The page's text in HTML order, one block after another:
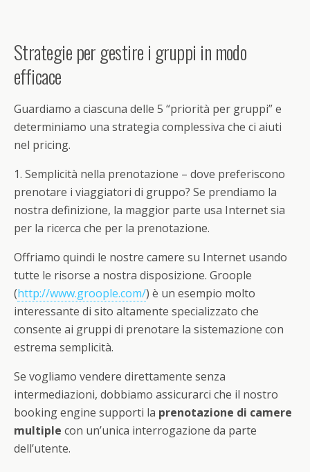
Strategie per gestire i gruppi in modo
efficace
Guardiamo a ciascuna delle 5 “priorità per gruppi” e
determiniamo una strategia complessiva che ci aiuti
nel pricing.
1. Semplicità nella prenotazione – dove preferiscono
prenotare i viaggiatori di gruppo? Se prendiamo la
nostra definizione, la maggior parte usa Internet sia
per la ricerca che per la prenotazione.
Offriamo quindi le nostre camere su Internet usando
tutte le risorse a nostra disposizione. Groople
(http://www.groople.com/) è un esempio molto
interessante di sito altamente specializzato che
consente ai gruppi di prenotare la sistemazione con
estrema semplicità.
Se vogliamo vendere direttamente senza
intermediazioni, dobbiamo assicurarci che il nostro
booking engine supporti la prenotazione di camere
multiple con un’unica interrogazione da parte
dell’utente.